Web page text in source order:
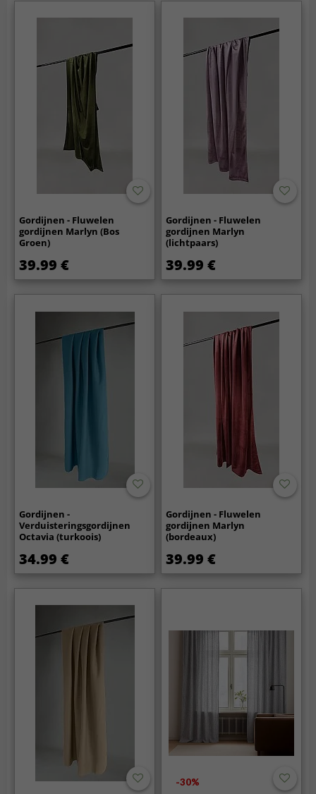
Gordijnen - Fluwelen
gordijnen Marlyn (Bos
Groen)
39.99 €
Gordijnen - Fluwelen
gordijnen Marlyn
(lichtpaars)
39.99 €
Gordijnen -
Verduisteringsgordijnen
Octavia (turkoois)
34.99 €
Gordijnen - Fluwelen
gordijnen Marlyn
(bordeaux)
39.99 €
-30%